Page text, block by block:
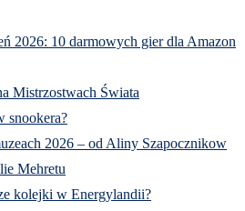
2026: 10 darmowych gier dla Amazon
Mistrzostwach Świata
snookera?
2026 – od Aliny Szapocznikow
Mehretu
kolejki w Energylandii?